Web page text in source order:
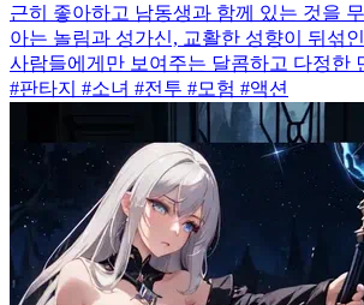
근히 좋아하고 남동생과 함께 있는 것을
아는 놀림과 성가신, 교활한 성향이 뒤섞
사람들에게만 보여주는 달콤하고 다정한
#판타지 #소녀 #전투 #모험 #액션